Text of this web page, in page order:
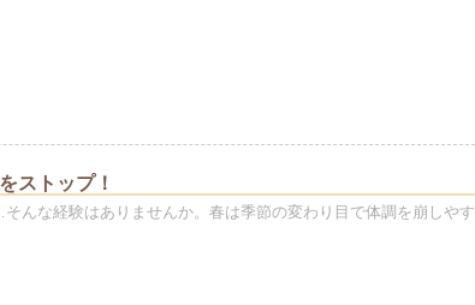
ストップ！
んな経験はありませんか。春は季節の変わり目で体調を崩しやす